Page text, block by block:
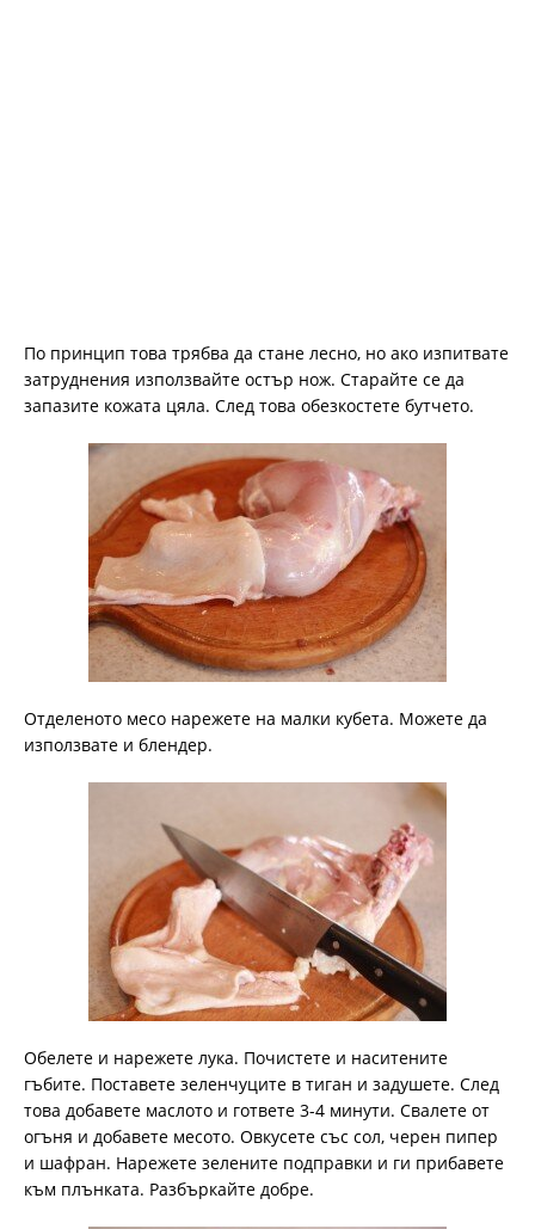
По принцип това трябва да стане лесно, но ако изпитвате
затруднения използвайте остър нож. Старайте се да
запазите кожата цяла. След това обезкостете бутчето.
Отделеното месо нарежете на малки кубета. Можете да
използвате и блендер.
Обелете и нарежете лука. Почистете и наситените
гъбите. Поставете зеленчуците в тиган и задушете. След
това добавете маслото и гответе 3-4 минути. Свалете от
огъня и добавете месото. Овкусете със сол, черен пипер
и шафран. Нарежете зелените подправки и ги прибавете
към плънката. Разбъркайте добре.